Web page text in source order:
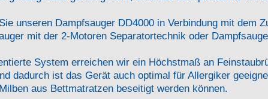
unseren Dampfsauger DD4000 in Verbindung mit dem
mit der 2-Motoren Separatortechnik oder
System erreichen wir ein Höchstmaß an
dadurch ist das Gerät auch optimal für Allergiker
aus Bettmatratzen beseitigt werden können.